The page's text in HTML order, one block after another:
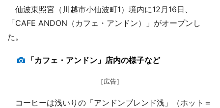
仙波東照宮（川越市小仙波町1）境内に12月16日、
「CAFE ANDON（カフェ・アンドン）」がオープンし
た。
「カフェ・アンドン」店内の様子など
［広告］
コーヒーは浅いりの「アンドンブレンド浅」（ホット＝